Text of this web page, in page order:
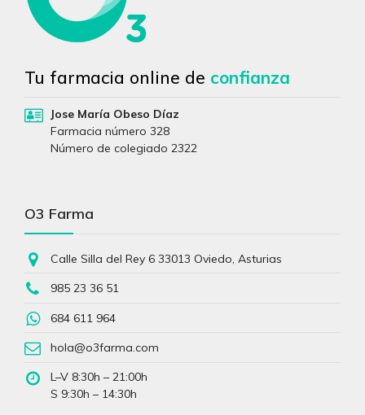
Tu farmacia online de confianza
Jose María Obeso Díaz
Farmacia número 328
Número de colegiado 2322
O3 Farma
Calle Silla del Rey 6 33013 Oviedo, Asturias
985 23 36 51
684 611 964
hola@o3farma.com
L–V 8:30h – 21:00h
S 9:30h – 14:30h